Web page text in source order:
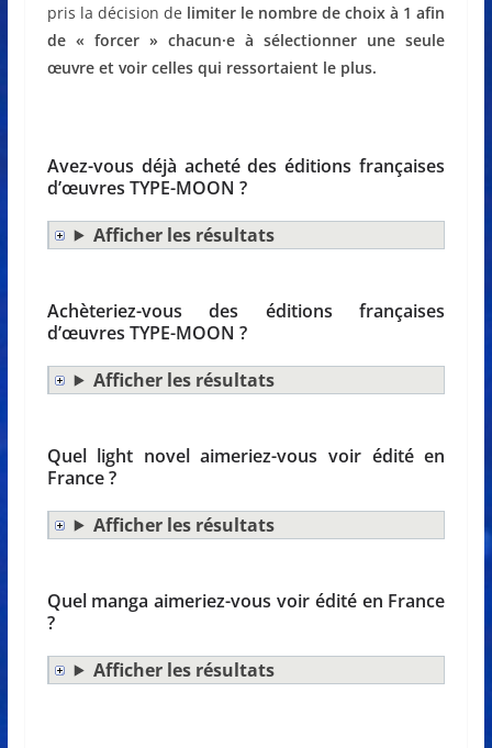
pris la décision de limiter le nombre de choix à 1 afin
de « forcer » chacun·e à sélectionner une seule
œuvre et voir celles qui ressortaient le plus.
Avez-vous déjà acheté des éditions françaises
d’œuvres TYPE-MOON ?
Afficher les résultats
Achèteriez-vous des éditions françaises
d’œuvres TYPE-MOON ?
Afficher les résultats
Quel light novel aimeriez-vous voir édité en
France ?
Afficher les résultats
Quel manga aimeriez-vous voir édité en France
?
Afficher les résultats